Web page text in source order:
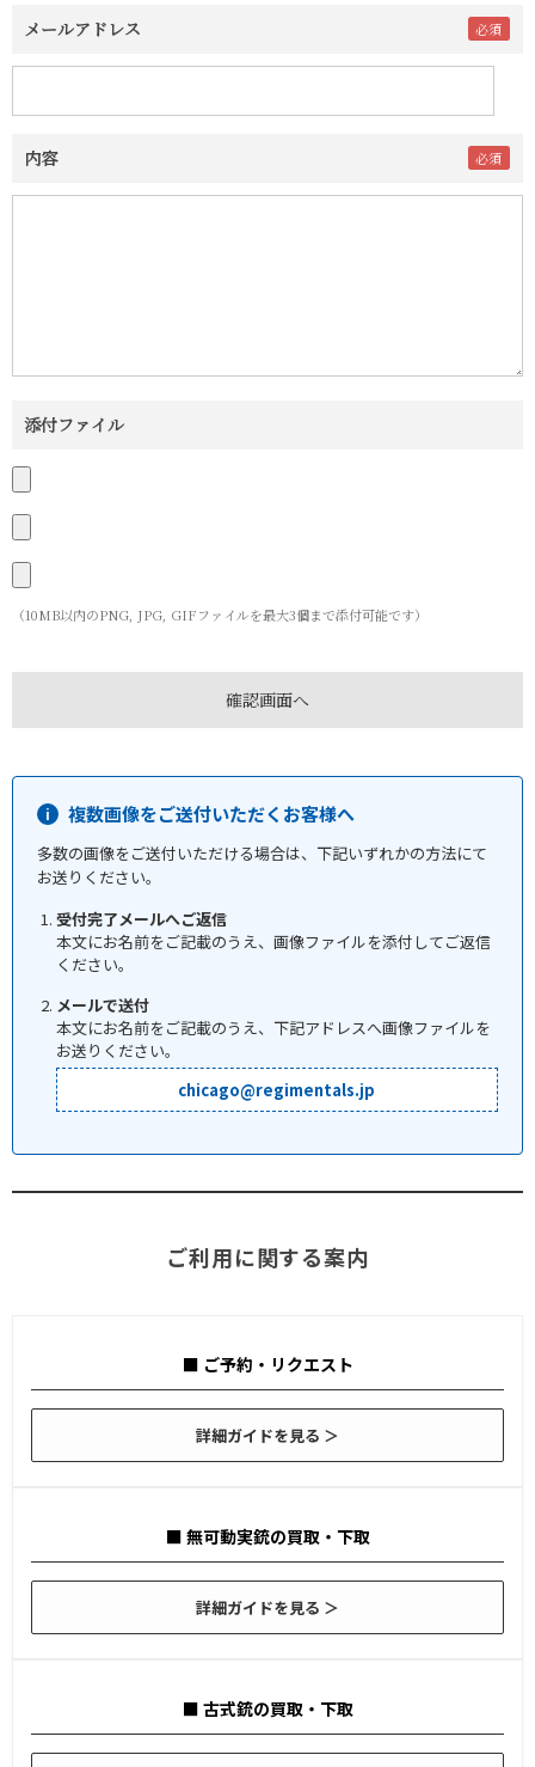
メールアドレス
内容
添付ファイル
（10MB以内のPNG, JPG, GIFファイルを最大3個まで添付可能です）
複数画像をご送付いただくお客様へ
多数の画像をご送付いただける場合は、下記いずれかの方法にて
お送りください。
受付完了メールへご返信
本文にお名前をご記載のうえ、画像ファイルを添付してご返信
ください。
メールで送付
本文にお名前をご記載のうえ、下記アドレスへ画像ファイルを
お送りください。
chicago@regimentals.jp
ご利用に関する案内
■ ご予約・リクエスト
詳細ガイドを見る ＞
■ 無可動実銃の買取・下取
詳細ガイドを見る ＞
■ 古式銃の買取・下取